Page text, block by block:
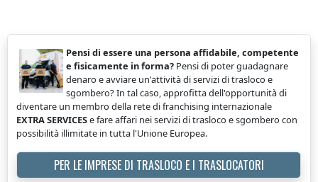
Pensi di essere una persona affidabile, competente
e fisicamente in forma? Pensi di poter guadagnare
denaro e avviare un'attività di servizi di trasloco e
sgombero? In tal caso, approfitta dell'opportunità di
diventare un membro della rete di franchising internazionale
EXTRA SERVICESe fare affari nei servizi di trasloco e sgombero con
possibilità illimitate in tutta l'Unione Europea.
PER LE IMPRESE DI TRASLOCO E I TRASLOCATORI